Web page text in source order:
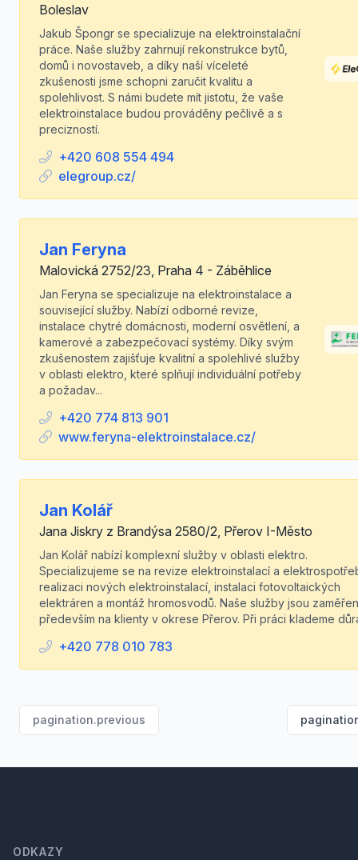
Boleslav
Jakub Špongr se specializuje na elektroinstalační
práce. Naše služby zahrnují rekonstrukce bytů,
domů i novostaveb, a díky naší víceleté
zkušenosti jsme schopni zaručit kvalitu a
spolehlivost. S námi budete mít jistotu, že vaše
elektroinstalace budou prováděny pečlivě a s
precizností.
+420 608 554 494
elegroup.cz/
Jan Feryna
Malovická 2752/23, Praha 4 - Záběhlice
Jan Feryna se specializuje na elektroinstalace a
související služby. Nabízí odborné revize,
instalace chytré domácnosti, moderní osvětlení, a
kamerové a zabezpečovací systémy. Díky svým
zkušenostem zajišťuje kvalitní a spolehlivé služby
v oblasti elektro, které splňují individuální potřeby
a požadav...
+420 774 813 901
www.feryna-elektroinstalace.cz/
Jan Kolář
Jana Jiskry z Brandýsa 2580/2, Přerov I-Město
Jan Kolář nabízí komplexní služby v oblasti elektro.
Specializujeme se na revize elektroinstalací a
realizaci nových elektroinstalací, instalaci fotovoltaických
elektráren a montáž hromosvodů. Naše služby jsou
především na klienty v okrese Přerov. Při práci klademe
+420 778 010 783
pagination.previous
ODKAZY